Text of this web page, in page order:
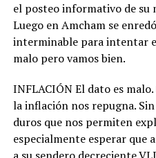
el posteo informativo de su
Luego en Amcham se
interminable para intentar
malo pero vamos bien.
INFLACIÓN El dato es
la inflación nos repugna.
duros que nos permiten
especialmente esperar